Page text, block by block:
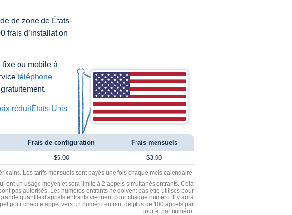
de zone de États-
frais d’installation
fixe ou mobile à
téléphone
réduitÉtats-Unis
Frais de configuration Frais mensuels
$6.00 $3.00
Les tarifs mensuels sont payés une fois chaque mois calendaire.
ont un usage moyen et sera limité à 2 appels simultanés entrants. Cela
pas autorisés. Les numéros entrants ne doivent pas être utilisés pour
quantité d'appels entrants viennent pour chaque numéro. Il y aura
pour chaque appel vers un numéro entrant de plus de 100 appels par
jour et par numéro.